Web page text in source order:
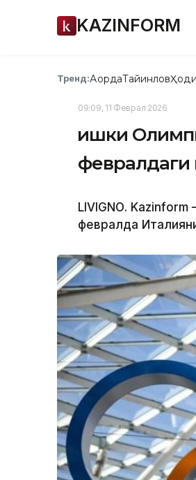
KAZINFORM
Тренд:АқордаТайинлов
09:09, 11 Феврал 2026
Қишки
февралдаги
LIVIGNО.
февралда